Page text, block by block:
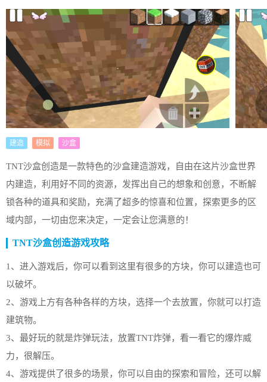
建造 模拟 沙盒
TNT沙盒创造是一款特色的沙盒建造游戏，自由在这片沙盒世界
内建造，利用好不同的资源，发挥出自己的想象和创意，不断解
锁各种的道具和奖励，充满了超多的惊喜和位置，探索更多的区
域内部，一切由您来决定，一定会让您满意的！
TNT沙盒创造游戏攻略
1、进入游戏后，你可以看到这里有很多的方块，你可以建造也可
以破坏。
2、游戏上方有各种各样的方块，选择一个去放置，你就可以打造
建筑物。
3、最好玩的就是炸弹玩法，放置TNT炸弹，看一看它的爆炸威
力，很解压。
4、游戏提供了很多的场景，你可以自由的探索和冒险，还可以解